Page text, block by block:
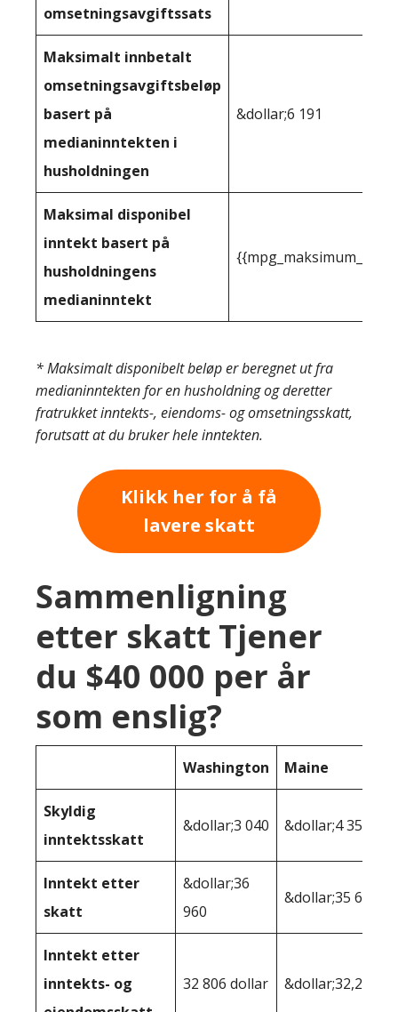
omsetningsavgiftssats
Maksimalt innbetalt
omsetningsavgiftsbeløp
basert på
medianinntekten i
husholdningen
&dollar;6 191
Maksimal disponibel
inntekt basert på
husholdningens
medianinntekt
* Maksimalt disponibelt beløp er beregnet ut fra
medianinntekten for en husholdning og deretter
fratrukket inntekts-, eiendoms- og omsetningsskatt,
forutsatt at du bruker hele inntekten.
Klikk her for å få
lavere skatt
Sammenligning
etter skatt Tjener
du $40 000 per år
som enslig?
Washington Maine
Skyldig
inntektsskatt
&dollar;3 040 &dollar;4 351
Inntekt etter
skatt
&dollar;36
960
&dollar;35 649
Inntekt etter
inntekts- og
32 806 dollar &dollar;32,264